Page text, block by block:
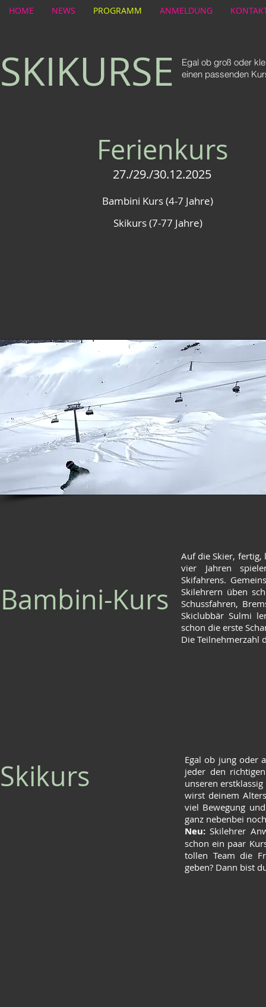
HOME NEWS PROGRAMM ANMELDUNG
SKIKURSE
Egal ob groß oder
einen passenden
Ferienkurs
27./29./30.12.2025
Bambini Kurs (4-7 Jahre)
Skikurs (7-77 Jahre)
Bambini-Kurs
Auf die Skier, fertig,
vier Jahren
Skifahrens.
Skilehrern üben
Schussfahren,
Skiclubbär Sulmi
schon die erste
Die Teilnehmerzahl
Skikurs
Egal ob jung oder
jeder den
unseren
wirst deinem
viel Bewegung
ganz nebenbei
Neu: Skilehrer
schon ein paar
tollen Team die
geben? Dann bist